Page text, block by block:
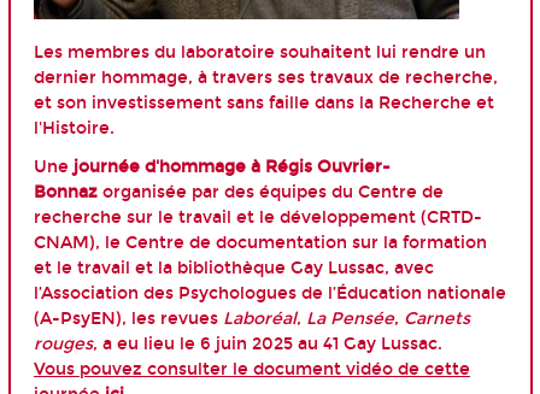
Les membres du laboratoire souhaitent lui rendre un
dernier hommage, à travers ses travaux de recherche,
et son investissement sans faille dans la Recherche et
l'Histoire.
Une journée d'hommage à Régis Ouvrier-
Bonnaz organisée par des équipes du Centre de
recherche sur le travail et le développement (CRTD-
CNAM), le Centre de documentation sur la formation
et le travail et la bibliothèque Gay Lussac, avec
l’Association des Psychologues de l’Éducation nationale
(A-PsyEN), les revues Laboréal, La Pensée, Carnets
rouges, a eu lieu le 6 juin 2025 au 41 Gay Lussac.
Vous pouvez consulter le document vidéo de cette